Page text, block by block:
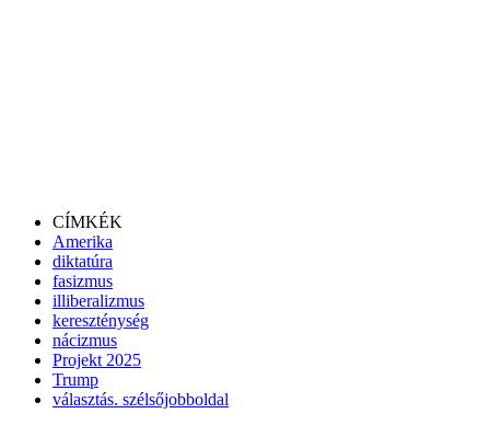
CÍMKÉK
Amerika
diktatúra
fasizmus
illiberalizmus
kereszténység
nácizmus
Projekt 2025
Trump
választás. szélsőjobboldal